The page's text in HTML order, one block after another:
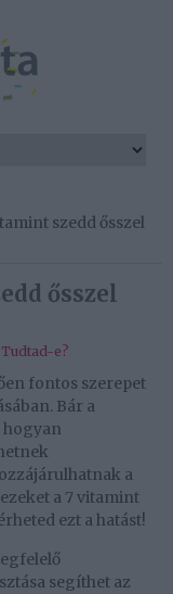
szedd ősszel
ősszel
Tudtad-e?
fontos szerepet
Bár a
hogyan
a
a 7 vitamint
ezt a hatást!
segíthet az